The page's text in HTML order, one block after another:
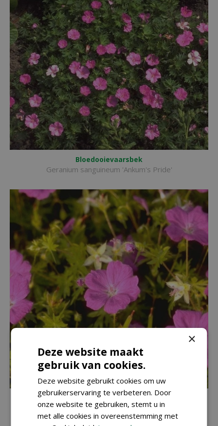
Bloedooievaarsbek
Geranium sanguineum 'Ankum's Pride'
Bloedooievaarsbek
Geranium sanguineum 'New Hampshire Purple'
×
Deze website maakt
gebruik van cookies.
Deze website gebruikt cookies om uw
gebruikerservaring te verbeteren. Door
onze website te gebruiken, stemt u in
met alle cookies in overeenstemming met